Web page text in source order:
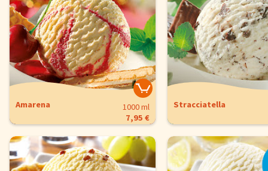
Amarena
1000 ml
7,95 €
Stracciatella